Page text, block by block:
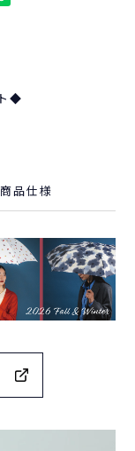
◆
商品仕様